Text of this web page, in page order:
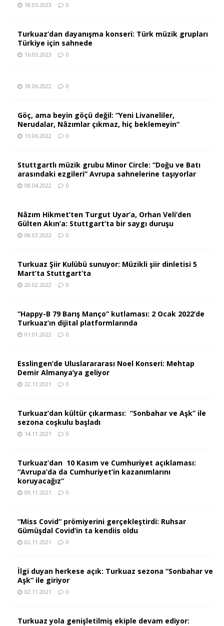
18.05.2023 0
Turkuaz’dan dayanışma konseri: Türk müzik grupları
Türkiye için sahnede
16.03.2023 0
18.06.2022 0
Göç, ama beyin göçü değil: “Yeni Livaneliler,
Nerudalar, Nâzımlar çıkmaz, hiç beklemeyin“
13.06.2022 0
Stuttgartlı müzik grubu Minor Circle: “Doğu ve Batı
arasındaki ezgileri” Avrupa sahnelerine taşıyorlar
08.04.2022 0
Nâzım Hikmet’ten Turgut Uyar’a, Orhan Veli’den
Gülten Akın’a: Stuttgart’ta bir saygı duruşu
08.03.2022 0
Turkuaz Şiir Kulübü sunuyor: Müzikli şiir dinletisi 5
Mart’ta Stuttgart’ta
20.02.2022 0
“Happy-B 79 Barış Manço” kutlaması: 2 Ocak 2022’de
Turkuaz’ın dijital platformlarında
01.01.2022 0
Esslingen’de Uluslarararası Noel Konseri: Mehtap
Demir Almanya’ya geliyor
22.11.2021 0
Turkuaz’dan kültür çıkarması: “Sonbahar ve Aşk” ile
sezona coşkulu başladı
14.11.2021 0
Turkuaz’dan 10 Kasım ve Cumhuriyet açıklaması:
“Avrupa’da da Cumhuriyet’in kazanımlarını
koruyacağız”
09.11.2021 0
“Miss Covid“ prömiyerini gerçekleştirdi: Ruhsar
Gümüşdal Covid‘in ta kendiis oldu
02.11.2021 0
İlgi duyan herkese açık: Turkuaz sezona “Sonbahar ve
Aşk” ile giriyor
02.11.2021 0
Turkuaz yola genişletilmiş ekiple devam ediyor: